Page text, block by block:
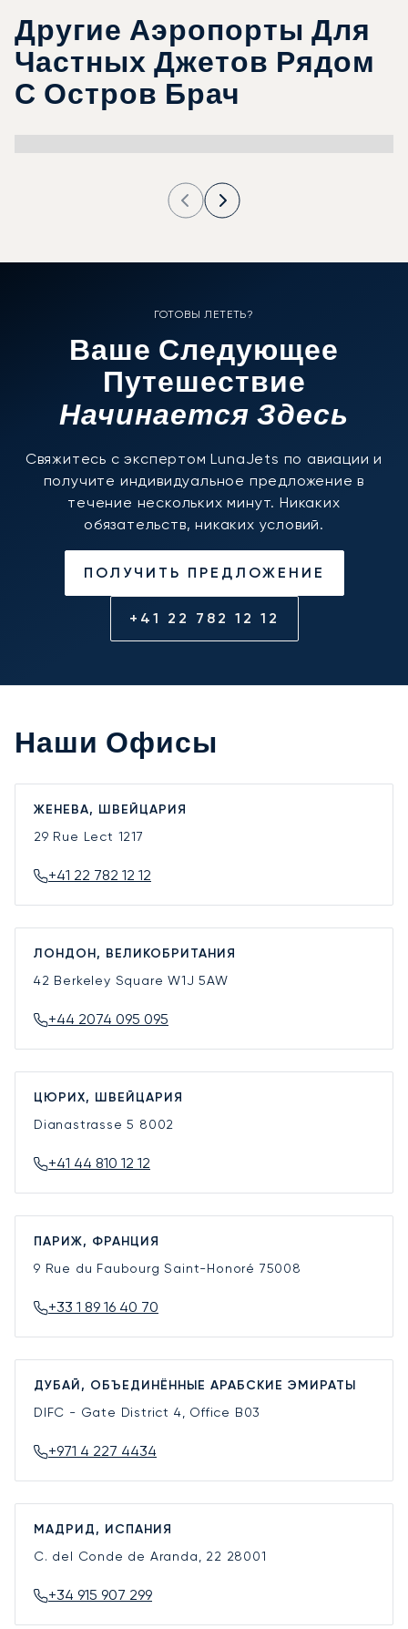
Другие Аэропорты Для
Частных Джетов Рядом
С Остров Брач
ГОТОВЫ ЛЕТЕТЬ?
Ваше Следующее
Путешествие
Начинается Здесь
Свяжитесь с экспертом LunaJets по авиации и
получите индивидуальное предложение в
течение нескольких минут. Никаких
обязательств, никаких условий.
ПОЛУЧИТЬ ПРЕДЛОЖЕНИЕ
+41 22 782 12 12
Наши Офисы
ЖЕНЕВА, ШВЕЙЦАРИЯ
29 Rue Lect 1217
+41 22 782 12 12
ЛОНДОН, ВЕЛИКОБРИТАНИЯ
42 Berkeley SquareW1J 5AW
+44 2074 095 095
ЦЮРИХ, ШВЕЙЦАРИЯ
Dianastrasse 5 8002
+41 44 810 12 12
ПАРИЖ, ФРАНЦИЯ
9 Rue du Faubourg Saint-Honoré 75008
+33 1 89 16 40 70
ДУБАЙ, ОБЪЕДИНЁННЫЕ АРАБСКИЕ ЭМИРАТЫ
DIFC - Gate District 4, Office B03
+971 4 227 4434
МАДРИД, ИСПАНИЯ
C. del Conde de Aranda, 22 28001
+34 915 907 299